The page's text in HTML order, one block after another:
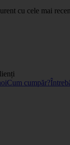
cu cele mai
Cum cumpăr?